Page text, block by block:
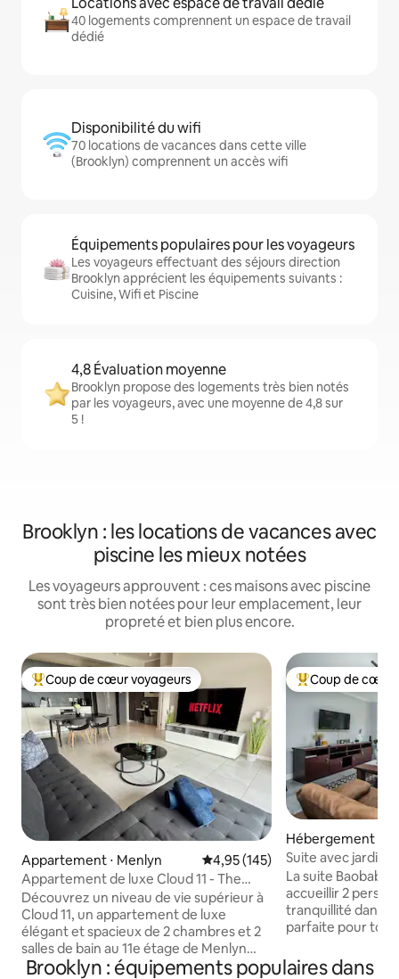
40 logements comprennent un espace de travail
dédié
Disponibilité du wifi
70 locations de vacances dans cette ville
(Brooklyn) comprennent un accès wifi
Équipements populaires pour les voyageurs
Les voyageurs effectuant des séjours direction
Brooklyn apprécient les équipements suivants :
Cuisine, Wifi et Piscine
4,8 Évaluation moyenne
Brooklyn propose des logements très bien notés
par les voyageurs, avec une moyenne de 4,8 sur
5 !
Brooklyn : les locations de vacances avec
piscine les mieux notées
Les voyageurs approuvent : ces maisons avec piscine
sont très bien notées pour leur emplacement, leur
propreté et bien plus encore.
Coups de cœur voyageurs les plus appréciés
Coup de cœur voyageurs
Appartement ⋅ Menlyn Évaluation moyenne sur la
4,95 (145)
Appartement de luxe Cloud 11 - The
Trilogy Menlyn Maine
Découvrez un niveau de vie supérieur à
Cloud 11, un appartement de luxe
élégant et spacieux de 2 chambres et 2
salles de bain au 11e étage de Menlyn
Maine. Détendez-vous en admirant le
Coups de cœur
Coup de cœur
Hébergement ⋅
Suite avec jardin
La suite Baobab
accueillir 2
tranquillité dans
parfaite pour
d'une cuisine
Brooklyn : équipements populaires dans